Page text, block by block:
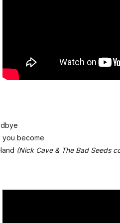
you become
(Nick Cave & The Bad Seeds